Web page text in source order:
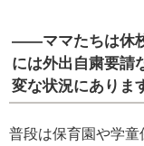
――ママたちは休
には外出自粛要請
変な状況にありま
普段は保育園や学